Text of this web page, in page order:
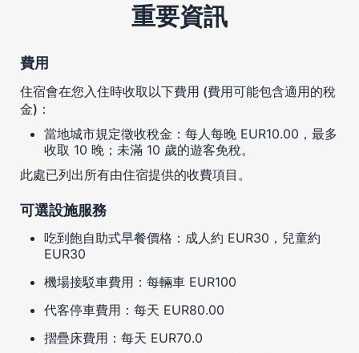
重要資訊
費用
住宿會在您入住時收取以下費用 (費用可能包含適用的稅
金)：
當地城市規定徵收稅金：每人每晚 EUR10.00，最多
收取 10 晚；未滿 10 歲的遊客免稅。
此處已列出所有由住宿提供的收費項目。
可選設施服務
吃到飽自助式早餐價格：成人約 EUR30，兒童約
EUR30
機場接駁車費用：每輛車 EUR100
代客停車費用：每天 EUR80.00
摺疊床費用：每天 EUR70.0